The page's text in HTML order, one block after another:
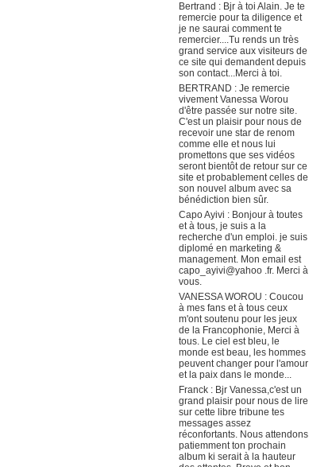
Bertrand : Bjr à toi Alain. Je te
remercie pour ta diligence et
je ne saurai comment te
remercier....Tu rends un très
grand service aux visiteurs de
ce site qui demandent depuis
son contact...Merci à toi.
BERTRAND : Je remercie
vivement Vanessa Worou
d'être passée sur notre site.
C'est un plaisir pour nous de
recevoir une star de renom
comme elle et nous lui
promettons que ses vidéos
seront bientôt de retour sur ce
site et probablement celles de
son nouvel album avec sa
bénédiction bien sûr.
Capo Ayivi : Bonjour à toutes
et à tous, je suis a la
recherche d'un emploi. je suis
diplomé en marketing &
management. Mon email est
capo_ayivi@yahoo .fr. Merci à
vous.
VANESSA WOROU : Coucou
à mes fans et à tous ceux
m'ont soutenu pour les jeux
de la Francophonie, Merci à
tous. Le ciel est bleu, le
monde est beau, les hommes
peuvent changer pour l'amour
et la paix dans le monde...
Franck : Bjr Vanessa,c'est un
grand plaisir pour nous de lire
sur cette libre tribune tes
messages assez
réconfortants. Nous attendons
patiemment ton prochain
album ki serait à la hauteur